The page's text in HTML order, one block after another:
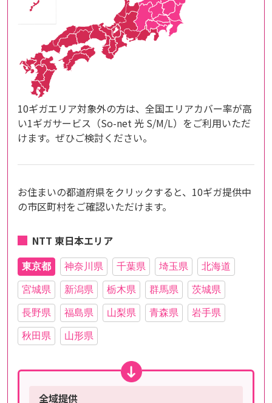
10ギガエリア対象外の方は、全国エリアカバー率が高
い1ギガサービス（So-net 光 S/M/L）をご利用いただ
けます。ぜひご検討ください。
お住まいの都道府県をクリックすると、10ギガ提供中
の市区町村をご確認いただけます。
NTT 東日本エリア
東京都 神奈川県 千葉県 埼玉県 北海道
宮城県 新潟県 栃木県 群馬県 茨城県
長野県 福島県 山梨県 青森県 岩手県
秋田県 山形県
全域提供